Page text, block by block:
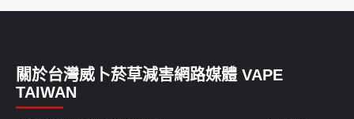
關於台灣威卜菸草減害網路媒體 VAPE
TAIWAN